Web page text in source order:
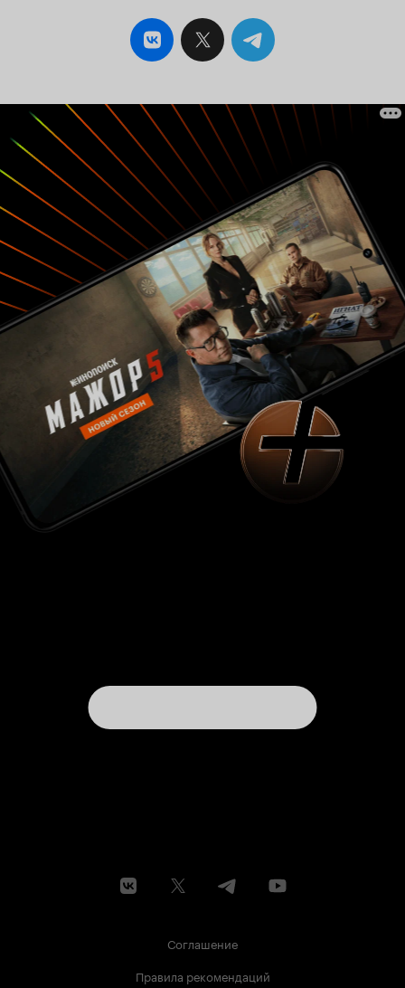
Соглашение
Правила рекомендаций